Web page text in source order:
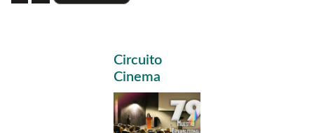
to
Primary
Sidebar
Circuito
Cinema